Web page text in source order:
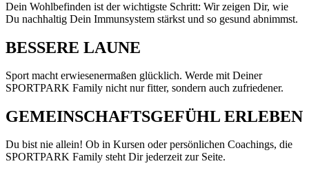
Dein Wohlbefinden ist der wichtigste Schritt: Wir zeigen Dir, wie
Du nachhaltig Dein Immunsystem stärkst und so gesund abnimmst.
BESSERE LAUNE
Sport macht erwiesenermaßen glücklich. Werde mit Deiner
SPORTPARK Family nicht nur fitter, sondern auch zufriedener.
GEMEINSCHAFTSGEFÜHL ERLEBEN
Du bist nie allein! Ob in Kursen oder persönlichen Coachings, die
SPORTPARK Family steht Dir jederzeit zur Seite.